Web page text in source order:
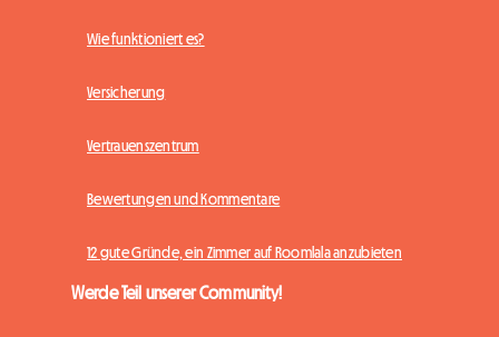
Wie funktioniert es?
Versicherung
Vertrauenszentrum
Bewertungen und Kommentare
12 gute Gründe, ein Zimmer auf Roomlala anzubieten
Werde Teil unserer Community!